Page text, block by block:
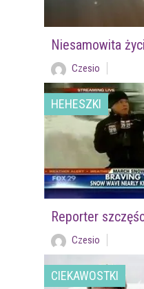
Niesamowita
Czesio
HEHESZKI
Reporter
Czesio
CIEKAWOSTKI